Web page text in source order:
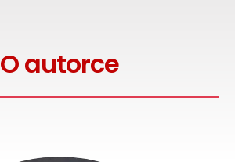
O autorce